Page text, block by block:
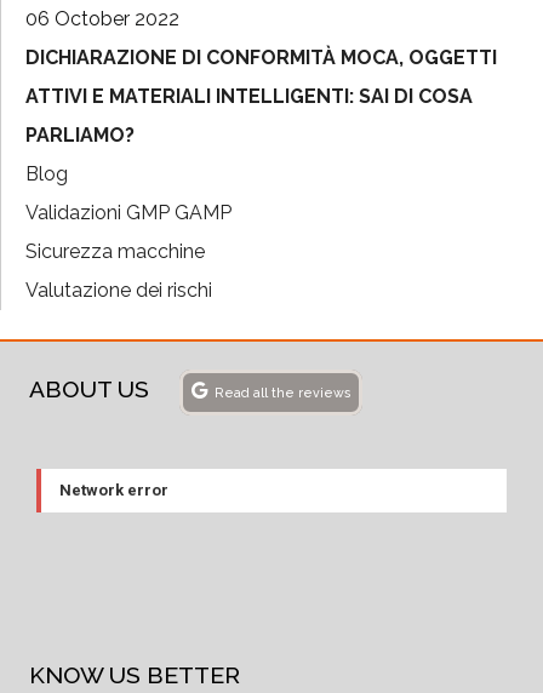
06 October 2022
DICHIARAZIONE DI CONFORMITÀ MOCA, OGGETTI
ATTIVI E MATERIALI INTELLIGENTI: SAI DI COSA
PARLIAMO?
Blog
Validazioni GMP GAMP
Sicurezza macchine
Valutazione dei rischi
ABOUT US Read all the reviews
Network error
KNOW US BETTER